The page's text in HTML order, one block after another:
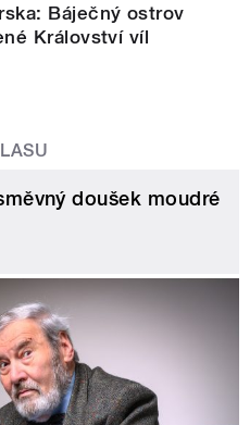
Báječný ostrov
Království víl
doušek moudré